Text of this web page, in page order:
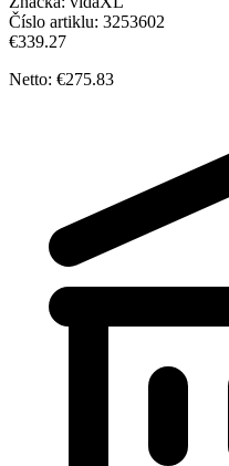
Číslo artiklu: 3253602
€339.27
Netto: €275.83